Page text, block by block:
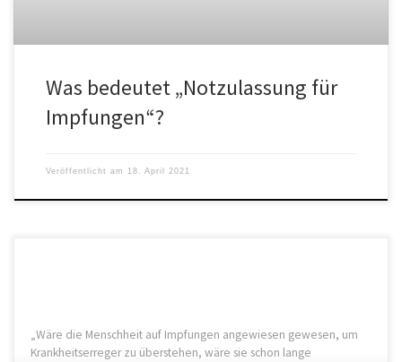
Was bedeutet „Notzulassung für
Impfungen“?
Veröffentlicht am 18. April 2021
„Wäre die Menschheit auf Impfungen angewiesen gewesen, um
Krankheitserreger zu überstehen, wäre sie schon lange